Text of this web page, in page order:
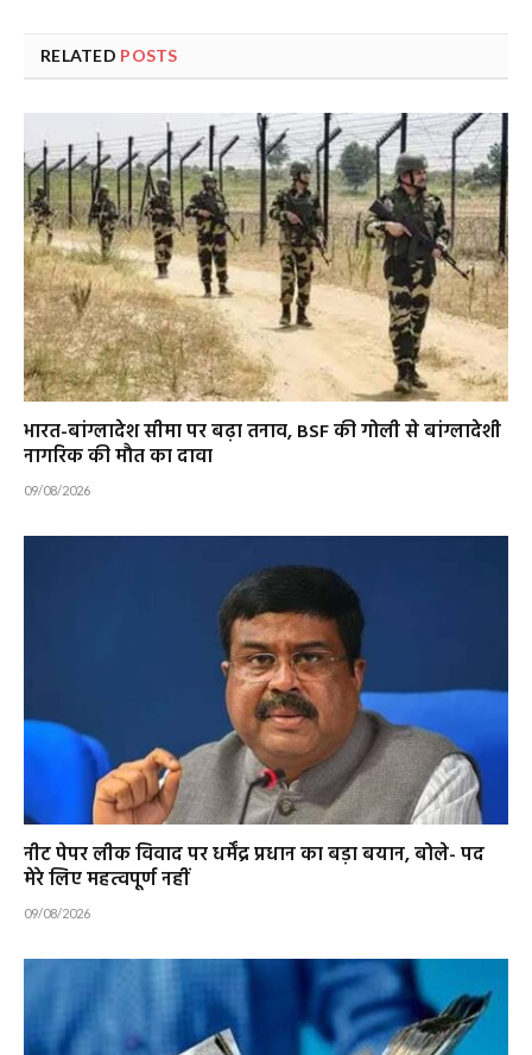
RELATED POSTS
भारत-बांग्लादेश सीमा पर बढ़ा तनाव, BSF की गोली से बांग्लादेशी
नागरिक की मौत का दावा
09/08/2026
नीट पेपर लीक विवाद पर धर्मेंद्र प्रधान का बड़ा बयान, बोले- पद
मेरे लिए महत्वपूर्ण नहीं
09/08/2026